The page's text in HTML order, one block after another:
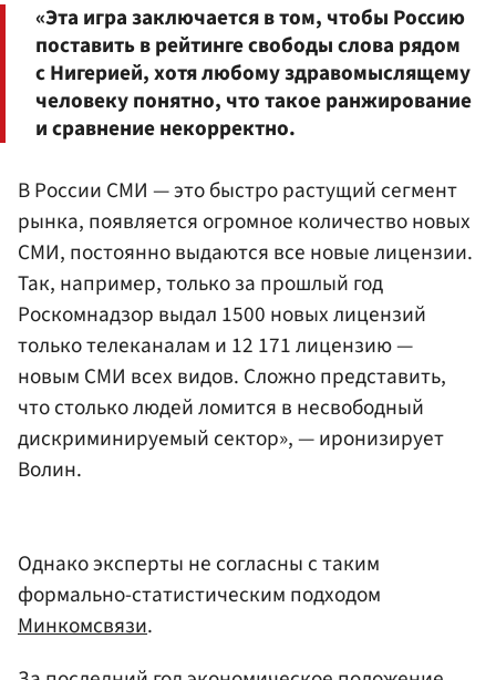
«Эта игра заключается в том, чтобы Россию
поставить в рейтинге свободы слова рядом
с Нигерией, хотя любому здравомыслящему
человеку понятно, что такое ранжирование
и сравнение некорректно.
В России СМИ — это быстро растущий сегмент
рынка, появляется огромное количество новых
СМИ, постоянно выдаются все новые лицензии.
Так, например, только за прошлый год
Роскомнадзор выдал 1500 новых лицензий
только телеканалам и 12 171 лицензию —
новым СМИ всех видов. Сложно представить,
что столько людей ломится в несвободный
дискриминируемый сектор», — иронизирует
Волин.
Однако эксперты не согласны с таким
формально-статистическим подходом
Минкомсвязи.